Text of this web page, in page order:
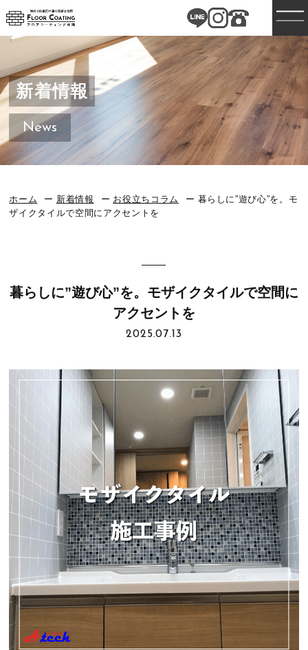
新着情報
News
ホーム 新着情報 お役立ちコラム
暮らしに”遊び心”を。モ
ザイクタイルで空間にアクセントを
暮らしに”遊び心”を。モザイクタイルで空間に
アクセントを
2025.07.13